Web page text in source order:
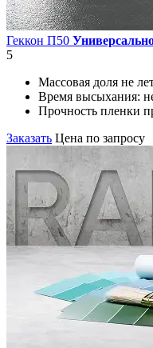
Геккон П50
5
Массовая доля не
Время высыхания:
Прочность пленки
Заказать Цена по запросу